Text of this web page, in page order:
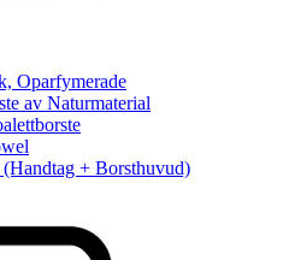
Oparfymerade
av Naturmaterial
+ Borsthuvud)